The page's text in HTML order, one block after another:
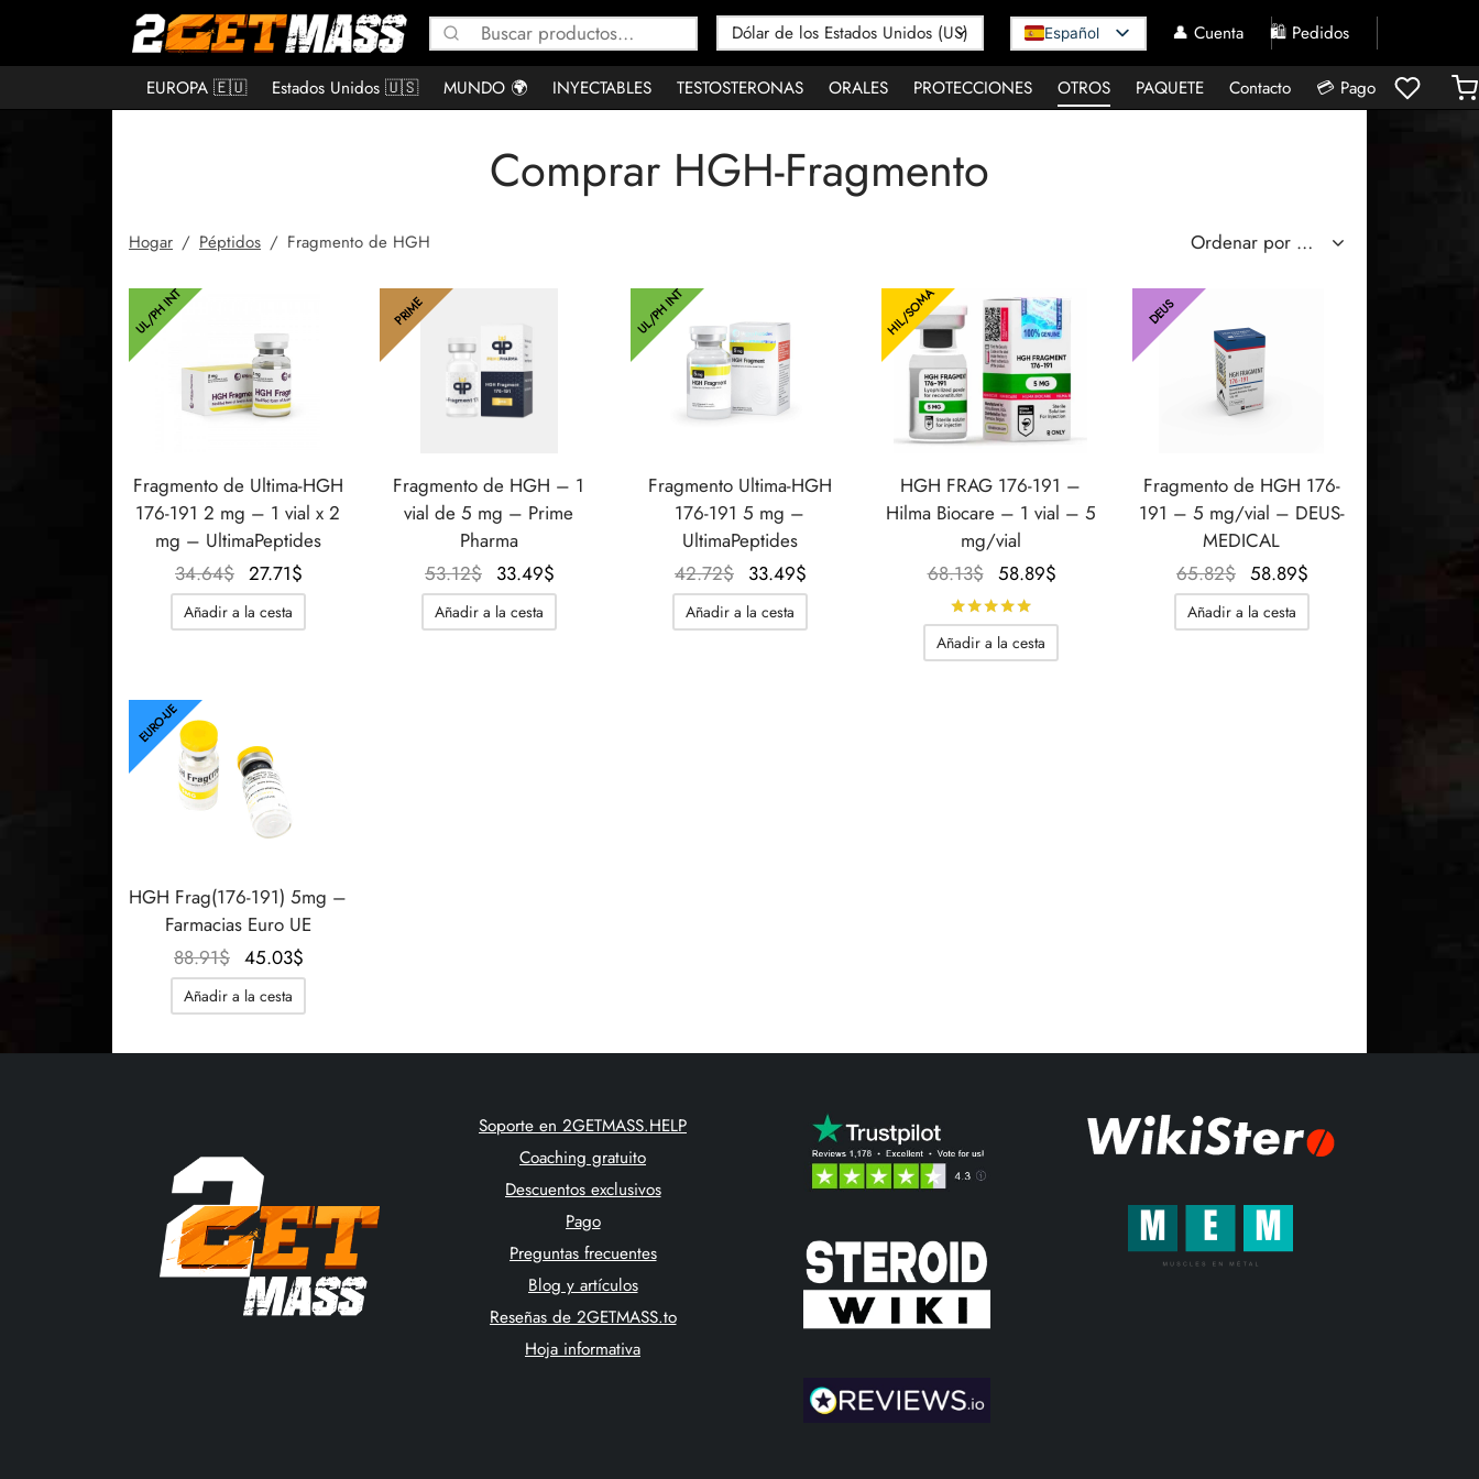
Buscar
por:
Español 👤 Cuenta 🛍️ Pedidos
EUROPA 🇪🇺 Estados Unidos 🇺🇸 MUNDO 🌍 INYECTABLES TESTOSTERONAS ORALES PROTECCIONES OTROS PAQUETE Contacto 💳 Pago
Comprar HGH-Fragmento
Hogar / Péptidos / Fragmento de HGH
UL/PH INT
Fragmento de Ultima-HGH
176-191 2 mg – 1 vial x 2
mg – UltimaPeptides
34.64$
El
precio
original
27.71$
Añadir a la cesta
PRIME
Fragmento de HGH – 1
vial de 5 mg – Prime
Pharma
53.12$
El
precio
original
33.49$
Añadir a la cesta
UL/PH INT
Fragmento Ultima-HGH
176-191 5 mg –
UltimaPeptides
42.72$
El
precio
original
33.49$
Añadir a la cesta
HIL/SOMA
HGH FRAG 176-191 –
Hilma Biocare – 1 vial – 5
mg/vial
68.13$
El
precio
original
era:
58.89$
Añadir a la cesta
DEUS
Fragmento de HGH 176-
191 – 5 mg/vial – DEUS-
MEDICAL
65.82$
El
precio
original
58.89$
Añadir a la cesta
EURO-UE
HGH Frag(176-191) 5mg –
Farmacias Euro UE
88.91$
El
precio
original
45.03$
Añadir a la cesta
Soporte en 2GETMASS.HELP
Coaching gratuito
Descuentos exclusivos
Pago
Preguntas frecuentes
Blog y artículos
Reseñas de 2GETMASS.to
Hoja informativa